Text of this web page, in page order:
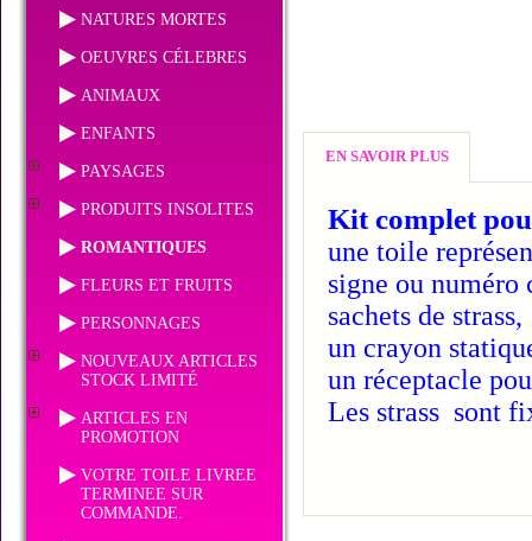
NATURES MORTES
OEUVRES CÉLEBRES
ANIMAUX
ENFANTS
PAYSAGES
PRODUITS INSOLITES
ROMANTIQUES
FLEURS ET FRUITS
PERSONNAGES
NOUVEAUX ARTICLES
STOCK LIMITÉ
ARTICLES EN
PROMOTION
VOTRE TOILE LIVREE
TERMINEE SUR
COMMANDE.
EN SAVOIR PLUS
Kit complet
une toile
signe ou numéro
sachets de strass,
un crayon
un réceptacle
Les strass sont